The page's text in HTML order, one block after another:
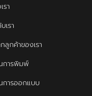
า
เรา
ลูกค้าของเรา
การพิมพ์
การออกแบบ